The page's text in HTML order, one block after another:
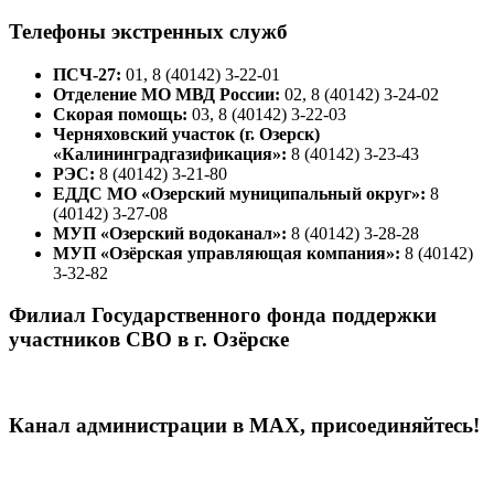
Телефоны экстренных служб
ПСЧ-27: 01, 8 (40142) 3-22-01
Отделение МО МВД России: 02, 8 (40142) 3-24-02
Скорая помощь: 03, 8 (40142) 3-22-03
Черняховский участок (г. Озерск)
«Калининградгазификация»: 8 (40142) 3-23-43
РЭС: 8 (40142) 3-21-80
ЕДДС МО «Озерский муниципальный округ»: 8
(40142) 3-27-08
МУП «Озерский водоканал»: 8 (40142) 3-28-28
МУП «Озёрская управляющая компания»: 8 (40142)
3-32-82
Филиал Государственного фонда поддержки
участников СВО в г. Озёрске
Канал администрации в МАХ, присоединяйтесь!